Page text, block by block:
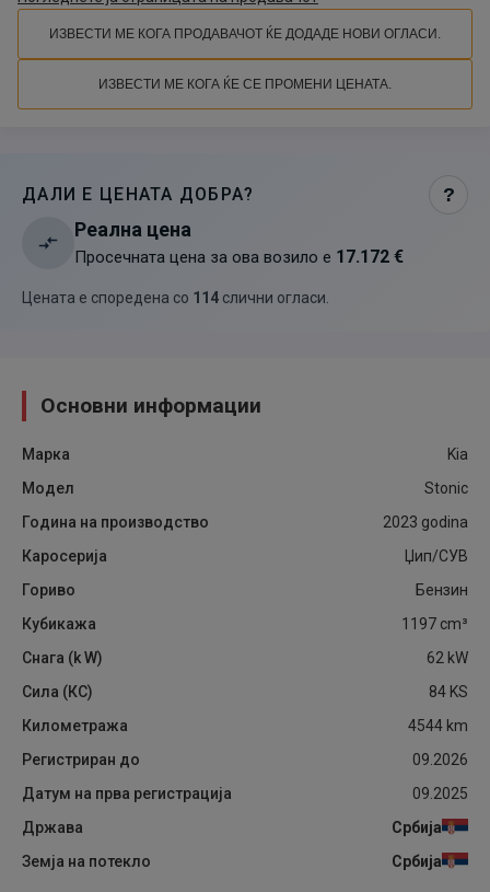
ИЗВЕСТИ МЕ КОГА ПРОДАВАЧОТ ЌЕ ДОДАДЕ НОВИ ОГЛАСИ.
ИЗВЕСТИ МЕ КОГА ЌЕ СЕ ПРОМЕНИ ЦЕНАТА.
ДАЛИ Е ЦЕНАТА ДОБРА? ?
Реална цена
Просечната цена за ова возило е 17.172 €
Цената е споредена со 114 слични огласи
Основни информации
Марка
Kia
Модел
Stonic
Година на производство
2023 godina
Каросерија
Џип/СУВ
Гориво
Бензин
Кубикажа
1197 cm³
Снага (k W)
62 kW
Сила (КС)
84 KS
Километража
4544 km
Регистриран до
09.2026
Датум на прва регистрација
09.2025
Држава
Србија
Земја на потекло
Србија